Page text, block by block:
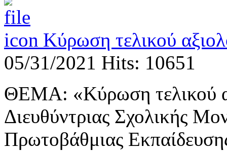
Κύρωση τελικού
05/31/2021 Hits: 10651
ΘΕΜΑ: «Κύρωση τελικού
Διευθύντριας Σχολικής
Πρωτοβάθμιας